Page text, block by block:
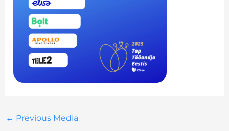
← Previous Media